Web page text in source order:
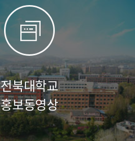
전북대학교
홍보동영상